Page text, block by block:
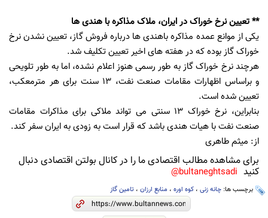
** تعیین نرخ خوراک در ایران، ملاک مذاکره با هندی ها
یکی از موانع عمده مذاکره باهندی ها درباره فروش گاز، تعیین نشدن نرخ
خوراک گاز بوده که در هفته های اخیر تعیین تکلیف شد.
هرچند نرخ خوراک گاز به طور رسمی هنوز اعلام نشده، اما به طور تلویحی
و براساس اظهارات مقامات صنعت نفت، 13 سنت برای هر مترمعکب،
تعیین شده است.
بنابراین، نرخ خوراک 13 سنتی می تواند ملاکی برای مذاکرات مقامات
صنعت نفت با هیات هندی باشد که قرار است به زودی به ایران سفر کند.
از: میثم طاهری
برای مشاهده مطالب اقتصادی ما را در کانال بولتن اقتصادی دنبال
کنید bultaneghtsadi@
برچسب ها: چانه زنی ، کوه اوره ، منابع ارزان ، تامین گاز